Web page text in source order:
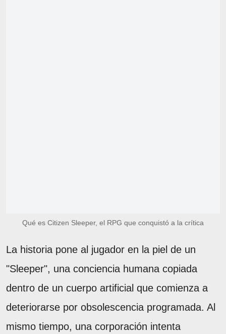
Qué es Citizen Sleeper, el RPG que conquistó a la crítica
La historia pone al jugador en la piel de un
"Sleeper", una conciencia humana copiada
dentro de un cuerpo artificial que comienza a
deteriorarse por obsolescencia programada. Al
mismo tiempo, una corporación intenta